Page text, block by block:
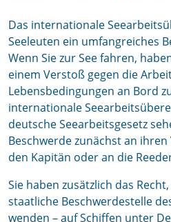
Das internationale
Seeleuten ein umfangreiches
Wenn Sie zur See fahren,
einem Verstoß gegen die
Lebensbedingungen an Bord
internationale
deutsche Seearbeitsgesetz
Beschwerde zunächst an
den Kapitän oder an die
Sie haben zusätzlich das
staatliche Beschwerdestelle
wenden – auf Schiffen unter